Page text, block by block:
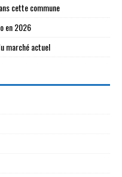
cette commune
en 2026
marché actuel